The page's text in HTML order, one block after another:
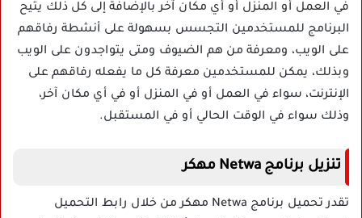
في العمل أو المنزل أو أي مكان آخر بالإضافة إلى كل ذلك يتيح
البرنامج للمستخدمين التجسس بسهولة على أنشطة رفاقهم
على الويب، ومعرفة من هم الضيوف ومتى يتواجدون على الويب
وبذلك، يمكن للمستخدمين معرفة كل ما يفعله رفاقهم على
الإنترنت، سواء في العمل أو في المنزل أو في أي مكان آخر،
وذلك سواء في الوقت الحالي أو في المستقبل.
تنزيل برنامج Netwa مهكر
تقدر تحميل برنامج Netwa مهكر من خلال رابط التحميل